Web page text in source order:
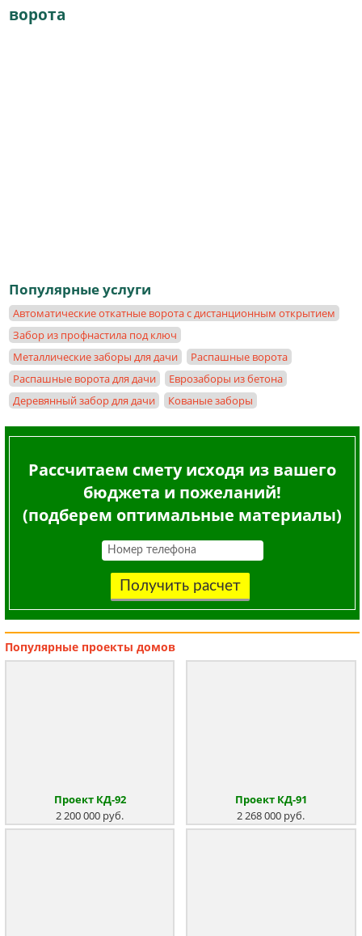
ворота
Популярные услуги
Автоматические откатные ворота с дистанционным открытием
Забор из профнастила под ключ
Металлические заборы для дачи
Распашные ворота
Распашные ворота для дачи
Еврозаборы из бетона
Деревянный забор для дачи
Кованые заборы
Рассчитаем смету исходя из вашего
бюджета и пожеланий!
(подберем оптимальные материалы)
Получить расчет
Популярные проекты домов
Проект КД-92
2 200 000 руб.
Проект КД-91
2 268 000 руб.